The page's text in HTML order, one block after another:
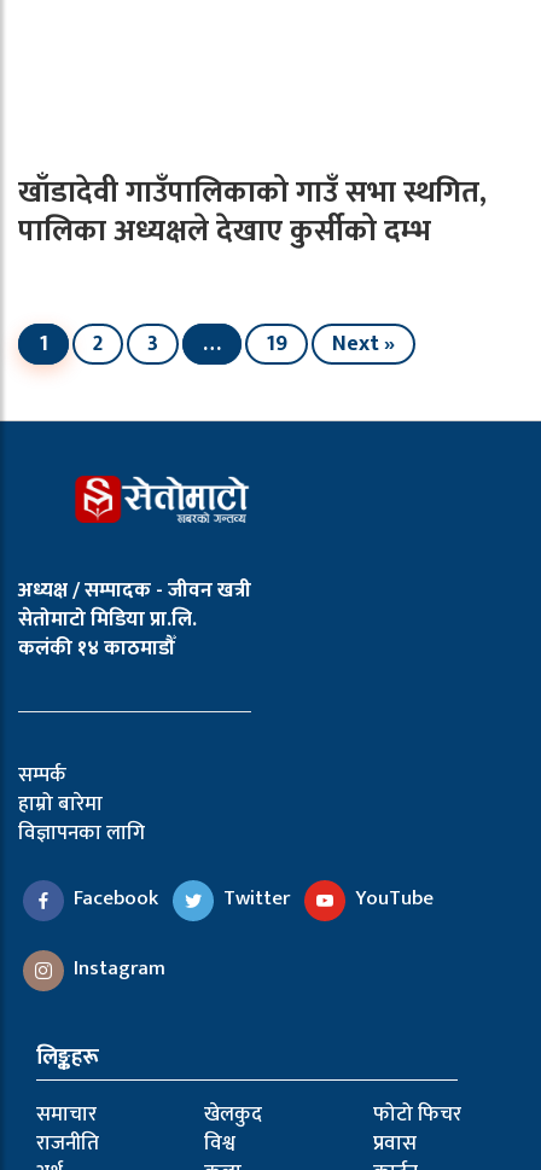
खाँडादेवी गाउँपालिकाको गाउँ सभा स्थगित,
पालिका अध्यक्षले देखाए कुर्सीको दम्भ
1 2 3 … 19 Next »
अध्यक्ष / सम्पादक - जीवन खत्री
सेतोमाटो मिडिया प्रा.लि.
कलंकी १४ काठमाडौँ
सम्पर्क
हाम्रो बारेमा
विज्ञापनका लागि
Facebook
Twitter YouTube
Instagram
लिङ्कहरू
समाचार
राजनीति
खेलकुद
विश्व
फोटो फिचर
प्रवास